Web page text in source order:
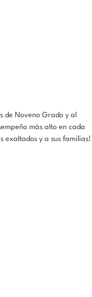
de Noveno Grado y al
más alto en cada
exaltados y a sus familias!